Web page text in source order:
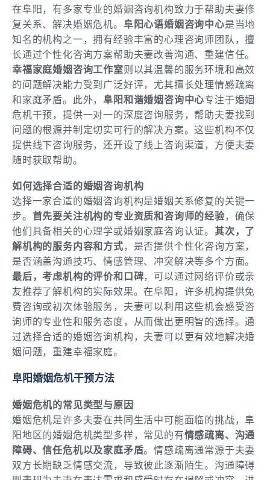
在阜阳，有多家专业的婚姻咨询机构致力于帮助夫妻修
复关系、解决婚姻危机。 阜阳心语婚姻咨询中心是当地
知名的机构之一，拥有经验丰富的心理咨询师团队，擅
长通过个性化咨询方案帮助夫妻改善沟通、重建信任。
幸福家庭婚姻咨询工作室则以其温馨的服务环境和高效
的问题解决能力受到广泛好评，尤其擅长处理情感疏离
和家庭矛盾。此外，阜阳和谐婚姻咨询中心专注于婚姻
危机干预，提供一对一的深度咨询服务，帮助夫妻找到
问题的根源并制定切实可行的解决方案。这些机构不仅
提供线下咨询服务，还开设了线上咨询渠道，方便夫妻
随时获取帮助。
如何选择合适的婚姻咨询机构
选择一家合适的婚姻咨询机构是婚姻关系修复的关键一
步。 首先要关注机构的专业资质和咨询师的经验，确保
他们具备相关的心理学或婚姻家庭咨询认证。 其次，了
解机构的服务内容和方式 ，是否提供个性化咨询方案，
是否涵盖沟通技巧、情感管理、冲突解决等多个方面。
最后，考虑机构的评价和口碑，可以通过网络评价或亲
友推荐了解机构的实际效果。在阜阳，许多机构提供免
费咨询或初次体验服务，夫妻可以利用这些机会感受咨
询师的专业性和服务态度，从而做出更明智的选择。通
过选择合适的婚姻咨询机构，夫妻可以更有效地解决婚
姻问题，重建幸福家庭。
阜阳婚姻危机干预方法
婚姻危机的常见类型与原因
婚姻危机是许多夫妻在共同生活中可能面临的挑战，阜
阳地区的婚姻危机类型多样，常见的有情感疏离、沟通
障碍、信任危机以及家庭矛盾。情感疏离通常源于夫妻
双方长期缺乏情感交流，导致彼此逐渐陌生。沟通障碍